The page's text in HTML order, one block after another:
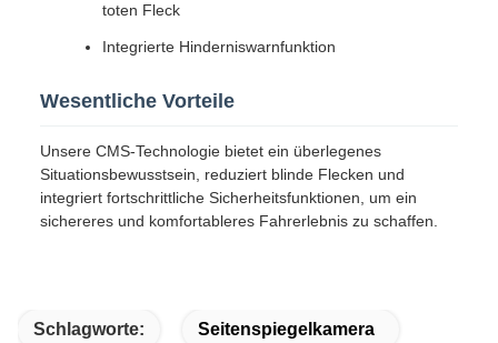
toten Fleck
Integrierte Hinderniswarnfunktion
Wesentliche Vorteile
Unsere CMS-Technologie bietet ein überlegenes
Situationsbewusstsein, reduziert blinde Flecken und
integriert fortschrittliche Sicherheitsfunktionen, um ein
sichereres und komfortableres Fahrerlebnis zu schaffen.
Schlagworte: Seitenspiegelkamera